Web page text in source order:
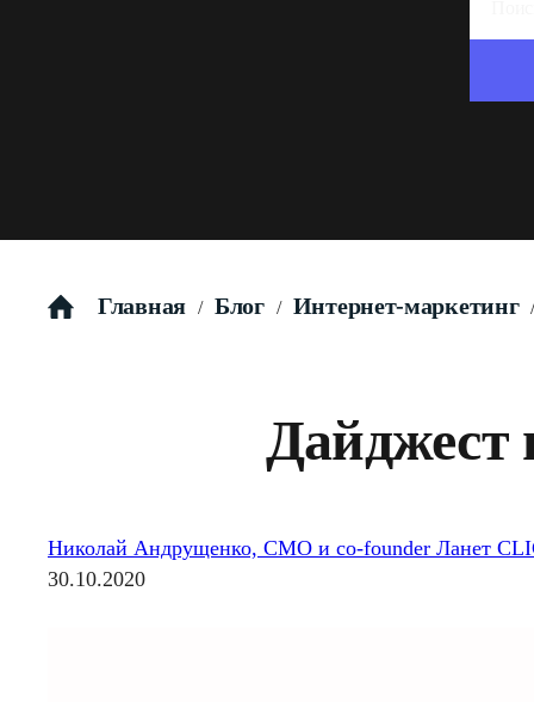
Главная / Блог / Интернет-маркетинг
Дайджест
Николай Андрущенко, CMO и co-founder Ланет
30.10.2020